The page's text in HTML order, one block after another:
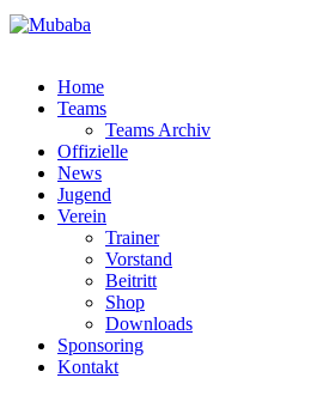
Home
Teams
Teams Archiv
Offizielle
News
Jugend
Verein
Trainer
Vorstand
Beitritt
Shop
Downloads
Sponsoring
Kontakt